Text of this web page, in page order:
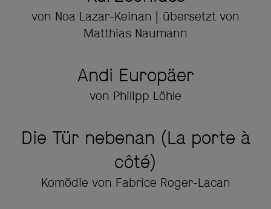
von Noa Lazar-Keinan | übersetzt von
Matthias Naumann
Andi Europäer
von Philipp Löhle
Die Tür nebenan (La porte à
côté)
Komödie von Fabrice Roger-Lacan